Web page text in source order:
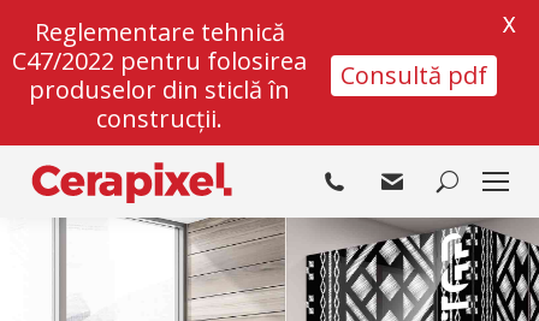
Search:
Reglementare tehnică
C47/2022 pentru folosirea
produselor din sticlă în
construcții.
Consultă pdf
X